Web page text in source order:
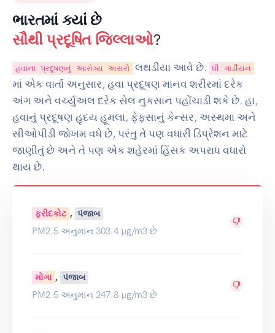
ભારતમાં ક્યાં છે
સૌથી પ્રદૂષિત જિલ્લાઓ?
હવાના પ્રદૂષણનું આરોગ્ય અસરો લથડીયા આવે છે. ધી ગાર્ડીયન
માં એક વાર્તા અનુસાર, હવા પ્રદૂષણ માનવ શરીરમાં દરેક
અંગ અને વર્ચ્યુઅલ દરેક સેલ નુકસાન પહોંચાડી શકે છે. હા,
હવાનું પ્રદૂષણ હૃદય હૂમલા, ફેફસાનું કેન્સર, અસ્થમા અને
સીઓપીડી જોખમ વધે છે, પરંતુ તે પણ વધારી ડિપ્રેશન માટે
જાણીતું છે અને તે પણ એક શહેરમાં હિંસક અપરાધ વધારો
થાય છે.
ફરીદકોટ , પંજાબ
PM2.5 અનુમાન 303.4 µg/m3 છે
મોગા , પંજાબ
PM2.5 અનુમાન 247.8 µg/m3 છે